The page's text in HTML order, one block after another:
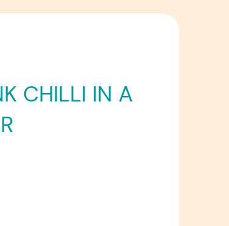
CHILLI IN A